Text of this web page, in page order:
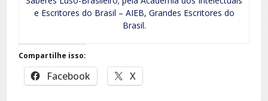
e Escritores do Brasil – AIEB, Grandes Escritores do
Brasil.
Compartilhe isso:
Facebook X